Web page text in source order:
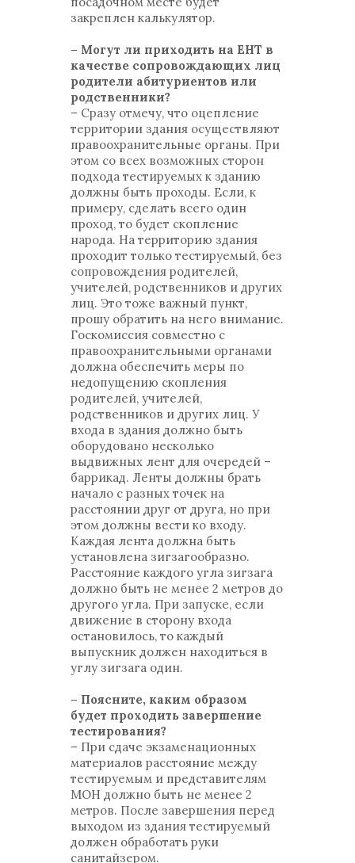
закреплен калькулятор.
– Могут ли приходить на ЕНТ в
качестве сопровождающих лиц
родители абитуриентов или
родственники?
– Сразу отмечу, что оцепление
территории здания осуществляют
правоохранительные органы. При
этом со всех возможных сторон
подхода тестируемых к зданию
должны быть проходы. Если, к
примеру, сделать всего один
проход, то будет скопление
народа. На территорию здания
проходит только тестируемый, без
сопровождения родителей,
учителей, родственников и других
лиц. Это тоже важный пункт,
прошу обратить на него внимание.
Госкомиссия совместно с
правоохранительными органами
должна обеспечить меры по
недопущению скопления
родителей, учителей,
родственников и других лиц. У
входа в здания должно быть
оборудовано несколько
выдвижных лент для очередей –
баррикад. Ленты должны брать
начало с разных точек на
расстоянии друг от друга, но при
этом должны вести ко входу.
Каждая лента должна быть
установлена зигзагообразно.
Расстояние каждого угла зигзага
должно быть не менее 2 метров до
другого угла. При запуске, если
движение в сторону входа
остановилось, то каждый
выпускник должен находиться в
углу зигзага один.
– Поясните, каким образом
будет проходить завершение
тестирования?
– При сдаче экзаменационных
материалов расстояние между
тестируемым и представителям
МОН должно быть не менее 2
метров. После завершения перед
выходом из здания тестируемый
должен обработать руки
санитайзером.